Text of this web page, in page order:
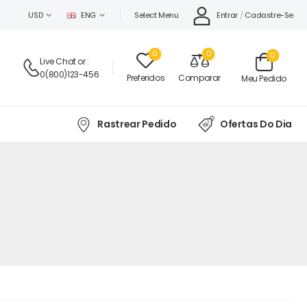
USD ENG Select Menu Entrar / Cadastre-Se
Live Chator :
0(800)123-456
0
Preferidos
0
Comparar Meu Pedido
0
Rastrear Pedido Ofertas Do Dia